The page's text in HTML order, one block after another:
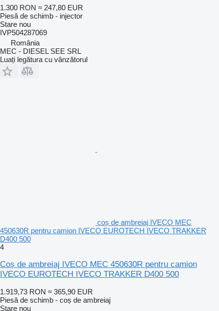
1.300 RON ≈ 247,80 EUR
Piesă de schimb - injector
Stare nou
IVP504287069
România
MEC - DIESEL SEE SRL
Luați legătura cu vânzătorul
coș de ambreiaj IVECO MEC
450630R pentru camion IVECO EUROTECH IVECO TRAKKER
D400 500
4
Coș de ambreiaj IVECO MEC 450630R pentru camion
IVECO EUROTECH IVECO TRAKKER D400 500
1.919,73 RON ≈ 365,90 EUR
Piesă de schimb - coș de ambreiaj
Stare nou